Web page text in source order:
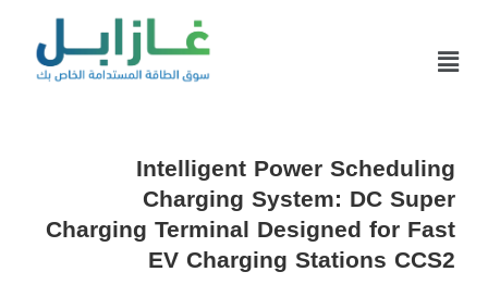
Intelligent Power Scheduling
Charging System: DC Super
Charging Terminal Designed for Fast
EV Charging Stations CCS2